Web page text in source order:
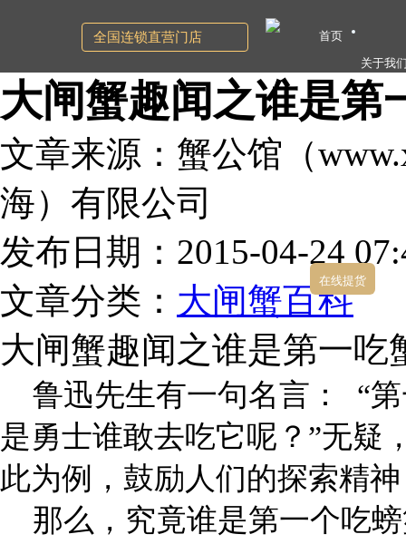
大闸蟹趣闻之谁是第
文章来源：蟹公馆（
海）有限公司
发布日期：2015-04-24
文章分类： 大闸蟹百科
大闸蟹趣闻之谁是第一吃
鲁迅先生有一句名言： “第
是勇士谁敢去吃它呢？”无疑
此为例，鼓励 人们的探索精
那么，究竟谁是第一个吃
全国连锁直营门店
首页
关于我
在线提货